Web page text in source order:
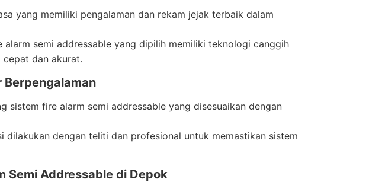
yang memiliki pengalaman dan rekam jejak terbaik dalam
alarm semi addressable yang dipilih memiliki teknologi canggih
dan akurat.
Berpengalaman
sistem fire alarm semi addressable yang disesuaikan dengan
dilakukan dengan teliti dan profesional untuk memastikan sistem
Semi Addressable di Depok